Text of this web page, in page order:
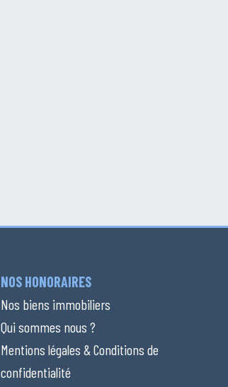
NOS HONORAIRES
Nos biens immobiliers
Qui sommes nous ?
Mentions légales & Conditions de
confidentialité